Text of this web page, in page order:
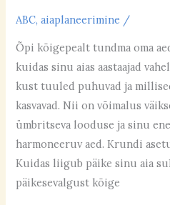
ABC,aiaplaneerimine /
Õpi kõigepealt tundma oma
kuidas sinu aias aastaajad
kust tuuled puhuvad ja
kasvavad. Nii on võimalus
ümbritseva looduse ja sinu
harmoneeruv aed. Krundi
Kuidas liigub päike sinu aia
päikesevalgust kõige